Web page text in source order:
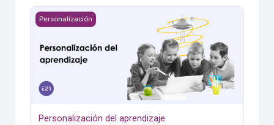
Personalización del aprendizaje
Personalización
Personalización del aprendizaje